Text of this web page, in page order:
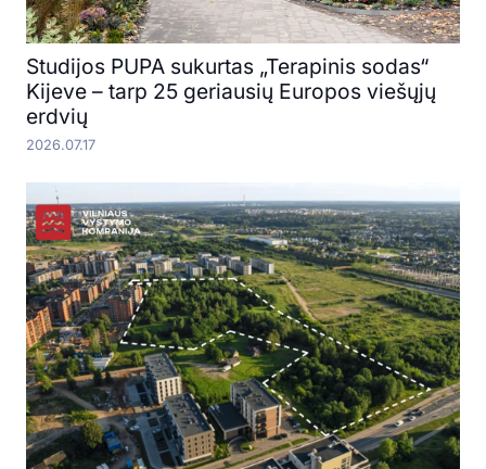
Studijos PUPA sukurtas „Terapinis sodas“
Kijeve – tarp 25 geriausių Europos viešųjų
erdvių
2026.07.17